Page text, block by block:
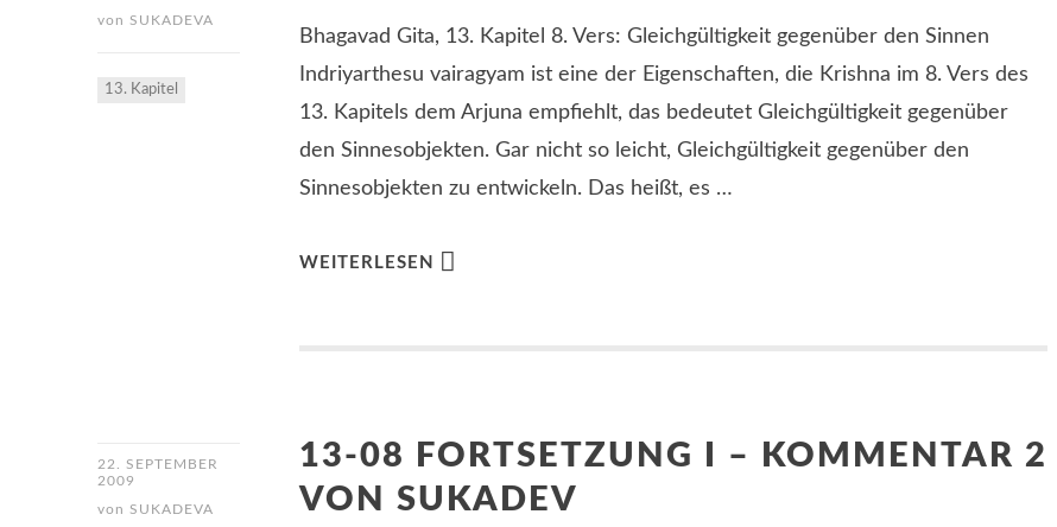
von SUKADEVA
13. Kapitel
Bhagavad Gita, 13. Kapitel 8. Vers: Gleichgültigkeit gegenüber den Sinnen
Indriyarthesu vairagyam ist eine der Eigenschaften, die Krishna im 8. Vers des
13. Kapitels dem Arjuna empfiehlt, das bedeutet Gleichgültigkeit gegenüber
den Sinnesobjekten. Gar nicht so leicht, Gleichgültigkeit gegenüber den
Sinnesobjekten zu entwickeln. Das heißt, es …
WEITERLESEN
22. SEPTEMBER
2009
von SUKADEVA
13-08 FORTSETZUNG I – KOMMENTAR 2
VON SUKADEV